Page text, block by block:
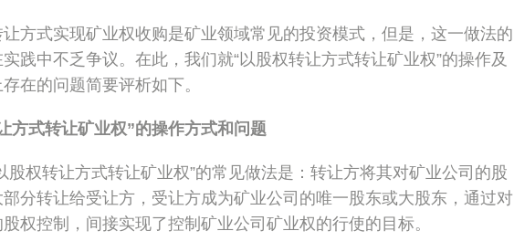
方式实现矿业权收购是矿业领域常见的投资模式，但是，这一做法的
践中不乏争议。在此，我们就“以股权转让方式转让矿业权”的操作及
在的问题简要评析如下。
方式转让矿业权”的操作方式和问题
股权转让方式转让矿业权”的常见做法是：转让方将其对矿业公司的股
分转让给受让方，受让方成为矿业公司的唯一股东或大股东，通过对
权控制，间接实现了控制矿业公司矿业权的行使的目标。